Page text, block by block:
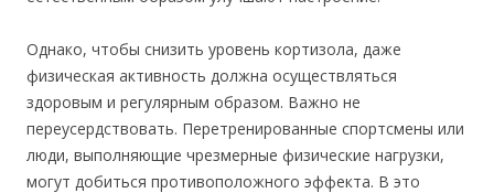
Однако, чтобы снизить уровень кортизола, даже
физическая активность должна осуществляться
здоровым и регулярным образом. Важно не
переусердствовать. Перетренированные спортсмены или
люди, выполняющие чрезмерные физические нагрузки,
могут добиться противоположного эффекта. В это